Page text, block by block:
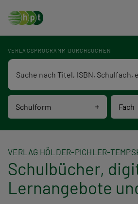
VERLAGSPROGRAMM DURCHSUCHEN
Schulform Fach
Verlagsprogramm Volltextsuche
VERLAG HÖLDER-PICHLER-
Schulbücher,
Lernangebote